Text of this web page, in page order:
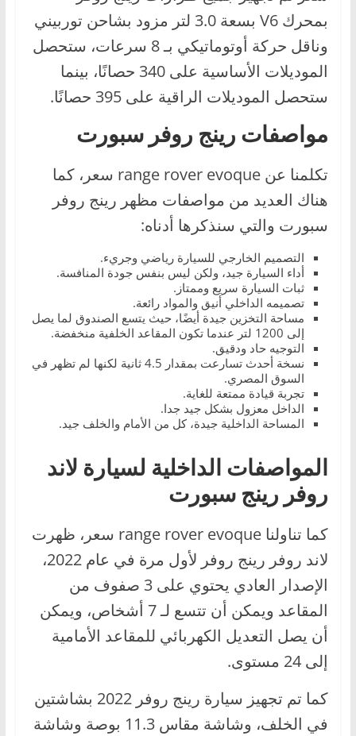
بمحرك V6 بسعة 3.0 لتر مزود بشاحن توربيني
وناقل حركة أوتوماتيكي بـ 8 سرعات، ستحصل
الموديلات الأساسية على 340 حصانًا، بينما
ستحصل الموديلات الراقية على 395 حصانًا.
مواصفات رينج روفر سبورت
تكلمنا عن range rover evoque سعر، كما
هناك العديد من مواصفات مظهر رينج روفر
سبورت والتي سنذكرها أدناه:
التصميم الخارجي للسيارة رياضي وجريء.
أداء السيارة جيد، ولكن ليس بنفس جودة المنافسة.
ثبات السيارة سريع وممتاز.
تصميمه الداخلي أنيق والمواد رائعة.
مساحة التخزين جيدة أيضًا، حيث يتسع الصندوق لما يصل
إلى 1200 لتر عندما تكون المقاعد الخلفية منخفضة.
التوجيه حاد ودقيق.
نسخة أحدث تسارعت بمقدار 4.5 ثانية لكنها لم تظهر في
السوق المصري.
تجربة قيادة ممتعة للغاية.
الداخل معزول بشكل جيد جدا.
المساحة الداخلية جيدة، كل من الأمام والخلف جيد.
المواصفات الداخلية لسيارة لاند
روفر رينج سبورت
كما تناولنا range rover evoque سعر،
ظهرت
لاند روفر رينج روفر لأول مرة في عام 2022،
الإصدار العادي يحتوي على 3 صفوف من
المقاعد ويمكن أن تتسع لـ 7 أشخاص، ويمكن
أن يصل التعديل الكهربائي للمقاعد الأمامية
إلى 24 مستوى.
كما تم تجهيز سيارة رينج روفر 2022 بشاشتين
في الخلف، وشاشة مقاس 11.3 بوصة وشاشة